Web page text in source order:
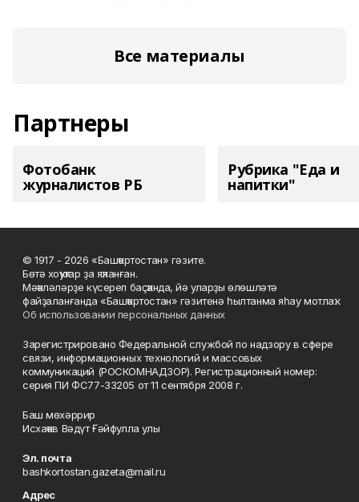
Все материалы
Партнеры
Фотобанк
журналистов РБ
Рубрика "Еда и
напитки"
© 1917 - 2026 «Башҡортостан» гәзите.
Бөтә хоҡуҡтар ҙа яҡланған.
Мәҡәләләрҙе күсереп баҫҡанда, йә уларҙы өлөшләтә
файҙаланғанда «Башҡортостан» гәзитенә һылтанма яһау мотлаҡ.
Об использовании персональных данных
Зарегистрировано Федеральной службой по надзору в сфере
связи, информационных технологий и массовых
коммуникаций (РОСКОМНАДЗОР). Регистрационный номер:
серия ПИ ФС77-33205 от 11 сентября 2008 г.
Баш мөхәррир
Исхаҡов Вәдүт Ғәйфулла улы
Эл. почта
bashkortostan.gazeta@mail.ru
Адрес